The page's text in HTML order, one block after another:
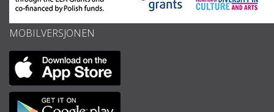
MOBILVERSJONEN